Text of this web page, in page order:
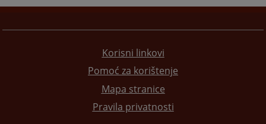
Korisni linkovi
Pomoć za korištenje
Mapa stranice
Pravila privatnosti